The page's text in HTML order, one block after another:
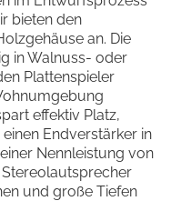
bieten den
an. Die
in Walnuss- oder
Plattenspieler
effektiv Platz,
Endverstärker in
Nennleistung von
und große Tiefen